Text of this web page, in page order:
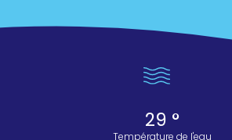
29 °
Température de l'eau